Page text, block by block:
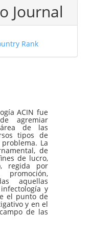
Journal
ACIN fue
agremiar
de las
tipos de
La
de
de lucro,
regida por
aquellas
y
el punto de
y en el
de las